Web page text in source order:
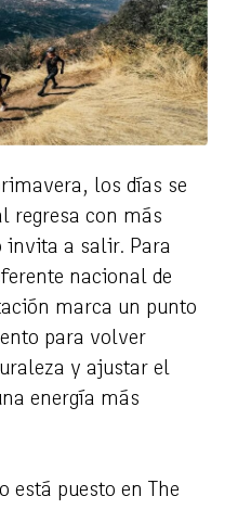
los días se
regresa con más
invita a salir. Para
nacional de
marca un punto
para volver
y ajustar el
energía más
está puesto en The